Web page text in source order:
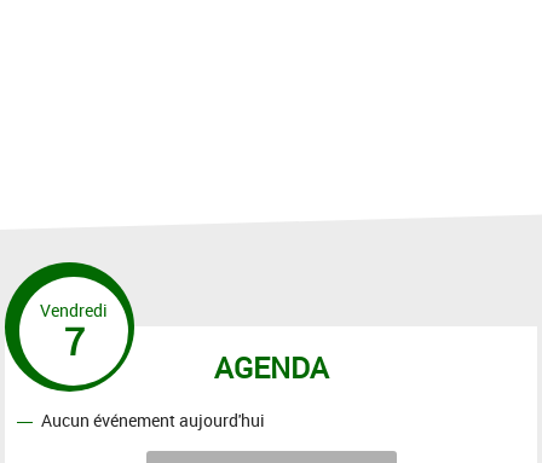
AGENDA
Vendredi
7
Aucun événement aujourd'hui